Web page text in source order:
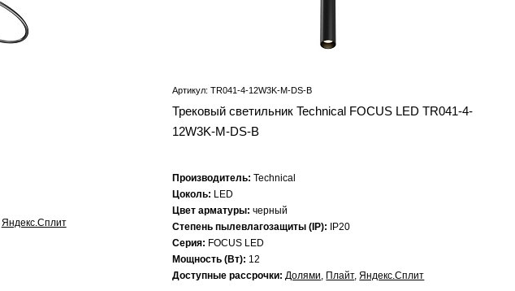
Яндекс.Сплит
Артикул: TR041-4-12W3K-M-DS-B
Трековый светильник Technical FOCUS LED TR041-4-
12W3K-M-DS-B
Производитель:Technical
Цоколь: LED
Цвет арматуры:черный
Степень пылевлагозащиты (IP):
IP20
Серия: FOCUS LED
Мощность (Вт): 12
Доступные рассрочки:Долями, Плайт,Яндекс.Сплит